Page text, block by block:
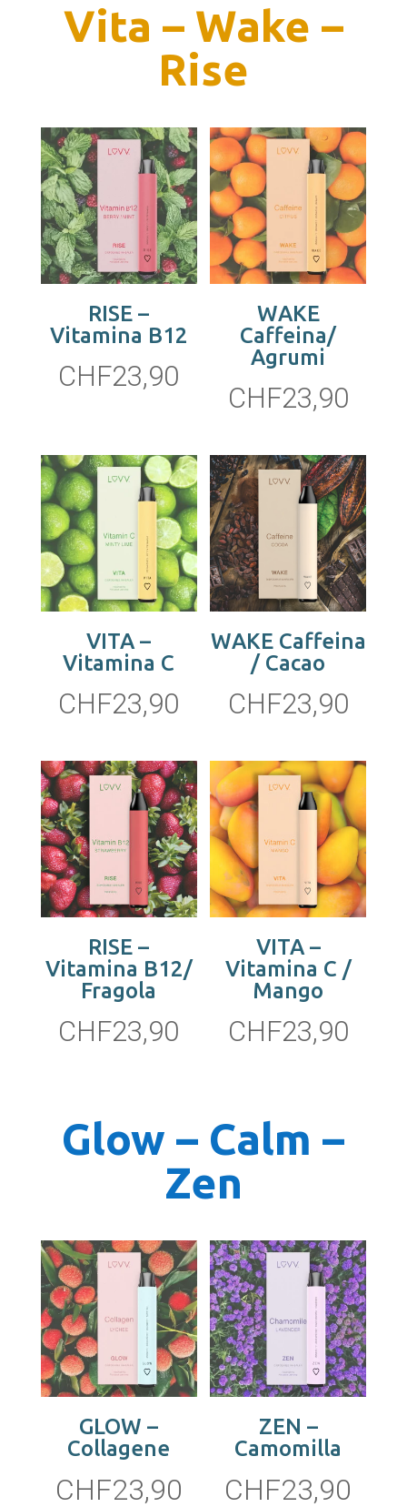
Vita – Wake –
Rise
RISE –
Vitamina B12
CHF23,90
WAKE
Caffeina/
Agrumi
CHF23,90
VITA –
Vitamina C
CHF23,90
WAKE Caffeina
/ Cacao
CHF23,90
RISE –
Vitamina B12/
Fragola
CHF23,90
VITA –
Vitamina C /
Mango
CHF23,90
Glow – Calm –
Zen
GLOW –
Collagene
CHF23,90
ZEN –
Camomilla
CHF23,90